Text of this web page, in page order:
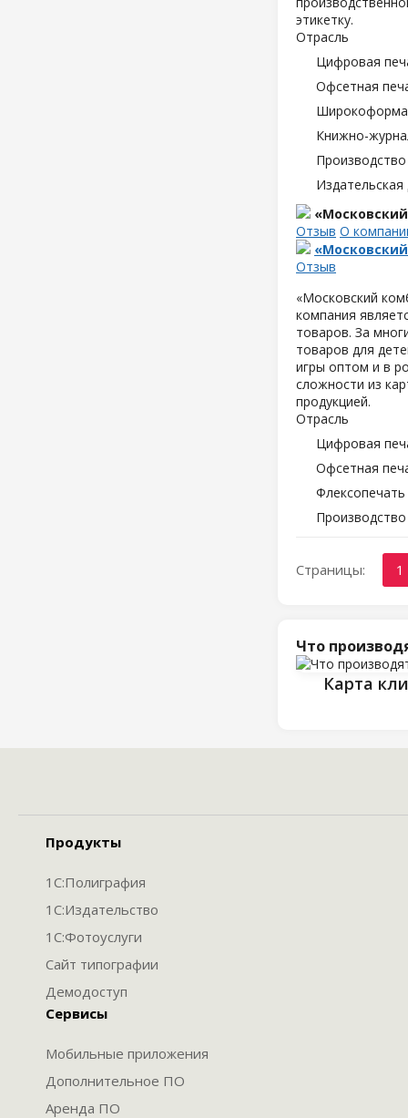
этикетку.
Отрасль
Цифровая
Офсетная
Книжно-
Отзыв О
Отзыв
«Московский
компания
товаров. За
товаров для
игры оптом и в
сложности из
продукцией.
Отрасль
Цифровая
Офсетная
Страницы: 1
Что
Карта
Продукты
1С:Полиграфия
1С:Издательство
1С:Фотоуслуги
Сайт типографии
Демодоступ
Сервисы
Мобильные приложения
Дополнительное ПО
Аренда ПО